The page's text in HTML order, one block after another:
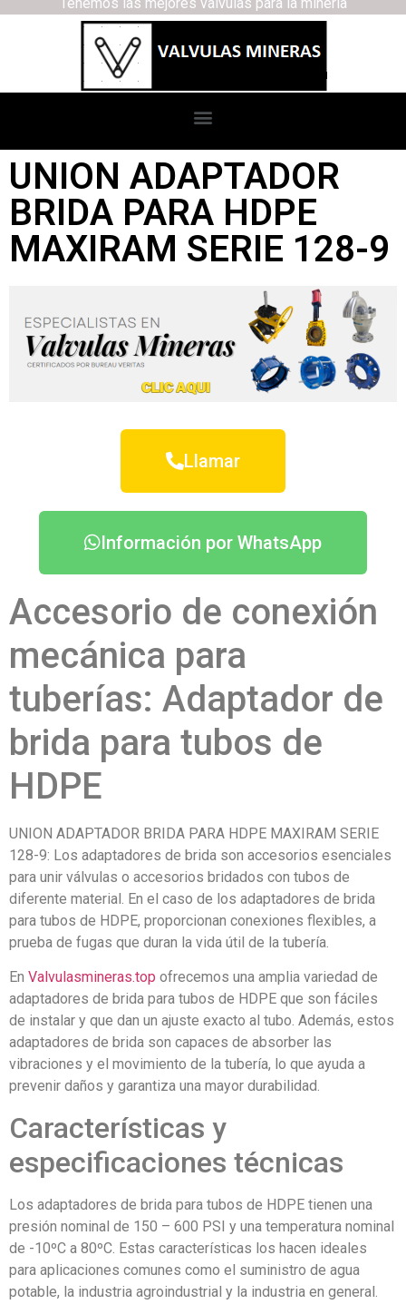
UNION ADAPTADOR
BRIDA PARA HDPE
MAXIRAM SERIE 128-9
Llamar
Información por WhatsApp
Accesorio de conexión
mecánica para
tuberías: Adaptador de
brida para tubos de
HDPE
UNION ADAPTADOR BRIDA PARA HDPE MAXIRAM SERIE
128-9: Los adaptadores de brida son accesorios esenciales
para unir válvulas o accesorios bridados con tubos de
diferente material. En el caso de los adaptadores de brida
para tubos de HDPE, proporcionan conexiones flexibles, a
prueba de fugas que duran la vida útil de la tubería.
En Valvulasmineras.top ofrecemos una amplia variedad de
adaptadores de brida para tubos de HDPE que son fáciles
de instalar y que dan un ajuste exacto al tubo. Además, estos
adaptadores de brida son capaces de absorber las
vibraciones y el movimiento de la tubería, lo que ayuda a
prevenir daños y garantiza una mayor durabilidad.
Características y
especificaciones técnicas
Los adaptadores de brida para tubos de HDPE tienen una
presión nominal de 150 – 600 PSI y una temperatura nominal
de -10ºC a 80ºC. Estas características los hacen ideales
para aplicaciones comunes como el suministro de agua
potable, la industria agroindustrial y la industria en general.